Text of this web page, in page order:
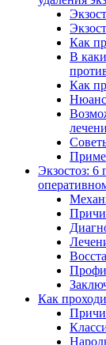
Как
В
Как
Экзостоз: 6
Как